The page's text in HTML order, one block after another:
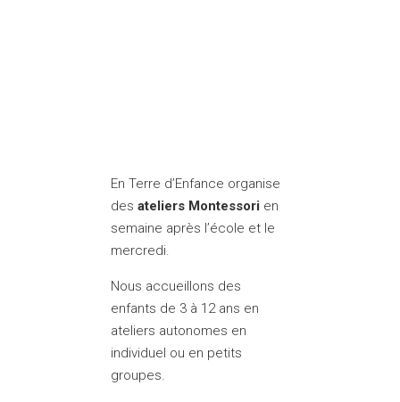
En Terre d’Enfance organise
des ateliers Montessori en
semaine après l’école et le
mercredi.
Nous accueillons des
enfants de 3 à 12 ans en
ateliers autonomes en
individuel ou en petits
groupes.